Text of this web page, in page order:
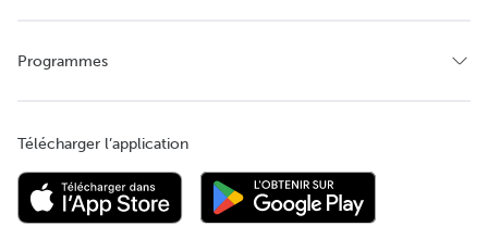
Programmes
Télécharger l’application